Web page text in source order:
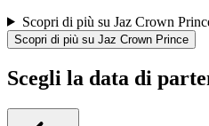
Scopri di più su Jaz Crown
Scopri di più su Jaz Crown Prince
Scegli la data di